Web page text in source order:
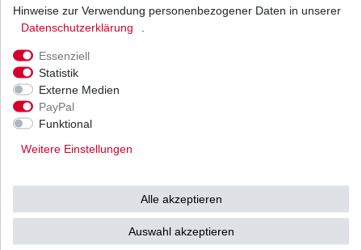
Versand
Ab einem Warenwert von
500 Euro versenden wir
53783 Eitorf (
unbedingt Termin
Hinweise zur Verwendung personenbezogener Daten in unserer
Daten­schutz­erklärung
Essenziell
Statistik
Externe Medien
PayPal
Funktional
Weitere Einstellungen
Alle akzeptieren
Auswahl akzeptieren